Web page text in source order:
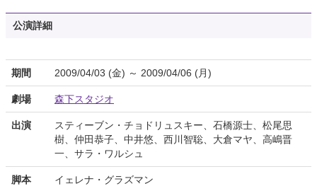
公演詳細
期間 2009/04/03 (金) ～ 2009/04/06 (月)
劇場 森下スタジオ
出演
スティーブン・チョドリュスキー、石橋源士、松尾思
樹、仲田恭子、中井悠、西川智聡、大倉マヤ、高嶋晋
一、サラ・ワルシュ
脚本 イェレナ・グラズマン